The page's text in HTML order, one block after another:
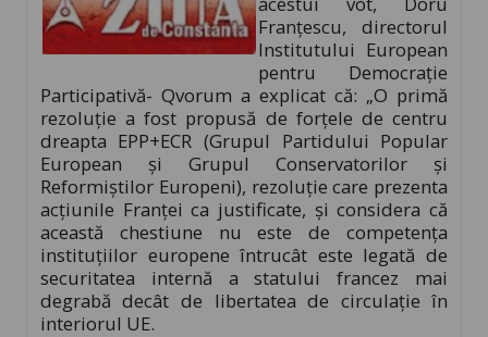
Franţescu, directorul
Institutului European
pentru Democraţie
Participativă- Qvorum a explicat că: „O primă
rezoluţie a fost propusă de forţele de centru
dreapta EPP+ECR (Grupul Partidului Popular
European şi Grupul Conservatorilor şi
Reformiştilor Europeni), rezoluţie care prezenta
acţiunile Franţei ca justificate, şi considera că
această chestiune nu este de competenţa
instituţiilor europene întrucât este legată de
securitatea internă a statului francez mai
degrabă decât de libertatea de circulaţie în
interiorul UE.